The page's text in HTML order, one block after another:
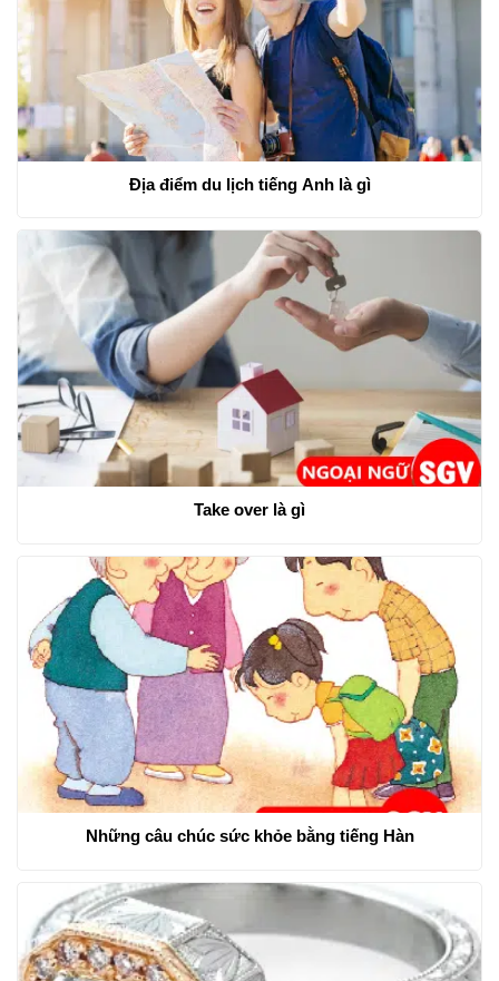
Địa điểm du lịch tiếng Anh là gì
Take over là gì
Những câu chúc sức khỏe bằng tiếng Hàn